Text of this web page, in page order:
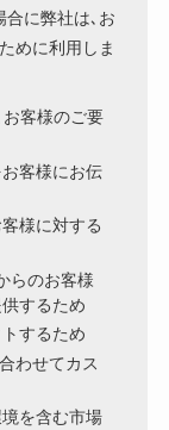
合に弊社は､お
めに利用しま
お客様のご要
客様にお伝
様に対する
らのお客様
するため
するため
わせてカス
を含む市場